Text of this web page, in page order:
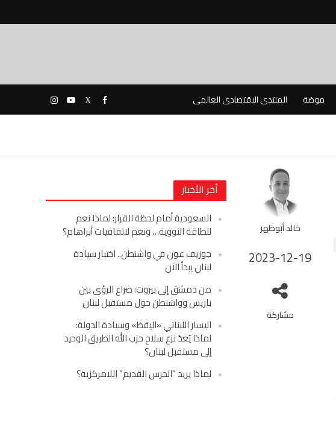
موضة المنتدى الاقتصادى العالمى
أخر الأخبار
السعودية أمام لحظة القرار: لماذا نعم
للطاقة النووية… ونعم لاتفاقيات أبراهام؟
جوزيف عون في واشنطن.. اختبار سيادة
لبنان يبدأ الآن
من دمشق إلى بيروت: صراع الرؤى بين
باريس وواشنطن حول مستقبل لبنان
اليسار اللبناني «اليقظ» وسيادة الدولة:
لماذا يُعدّ نزع سلاح حزب الله الطريق الوحيد
إلى مستقبل لبنان؟
لماذا يريد “الحرس القديم” اللامركزية؟
خالد أبوظهر
2023-12-19
مشاركة